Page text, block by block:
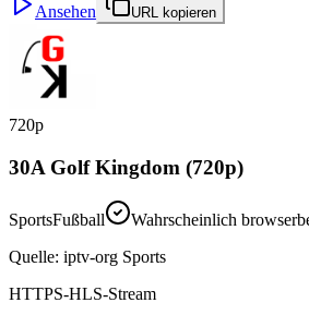
Ansehen URL kopieren
720p
30A Golf Kingdom (720p)
SportsFußball
Wahrscheinlich
Quelle: iptv-org Sports
HTTPS-HLS-Stream